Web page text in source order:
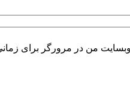
وبسایت من در مرورگر برای